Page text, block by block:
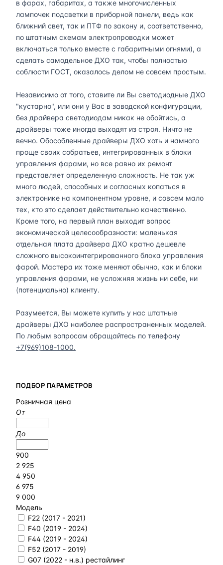
ПОДБОР ПАРАМЕТРОВ
Розничная цена
От
До
900
2 925
4 950
6 975
9 000
Модель
F22 (2017 - 2021)
F40 (2019 - 2024)
F44 (2019 - 2024)
F52 (2017 - 2019)
G07 (2022 - н.в.) рестайлинг
в фарах, габаритах, а также многочисленных
лампочек подсветки в приборной панели, ведь как
ближний свет, так и ПТФ по закону и, соответственно,
по штатным схемам электропроводки может
включаться только вместе с габаритными огнями), а
сделать самодельное ДХО так, чтобы полностью
соблюсти ГОСТ, оказалось делом не совсем простым.
Независимо от того, ставите ли Вы светодиодные ДХО
"кустарно", или они у Вас в заводской конфигурации,
без драйвера светодиодам никак не обойтись, а
драйверы тоже иногда выходят из строя. Ничто не
вечно. Обособленные драйверы ДХО хоть и намного
проще своих собратьев, интегрированных в блоки
управления фарами, но все равно их ремонт
представляет определенную сложность. Не так уж
много людей, способных и согласных копаться в
электронике на компонентном уровне, и совсем мало
тех, кто это сделает действительно качественно.
Кроме того, на первый план выходит вопрос
экономической целесообразности: маленькая
отдельная плата драйвера ДХО кратно дешевле
сложного высокоинтегрированного блока управления
фарой. Мастера их тоже меняют обычно, как и блоки
управления фарами, не усложняя жизнь ни себе, ни
(потенциально) клиенту.
Разумеется, Вы можете купить у нас штатные
драйверы ДХО наиболее распространенных моделей.
По любым вопросам обращайтесь по телефону
+7(969)108-1000.